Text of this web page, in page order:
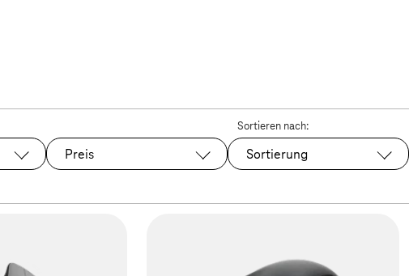
Preis
Sortieren nach:
Sortierung